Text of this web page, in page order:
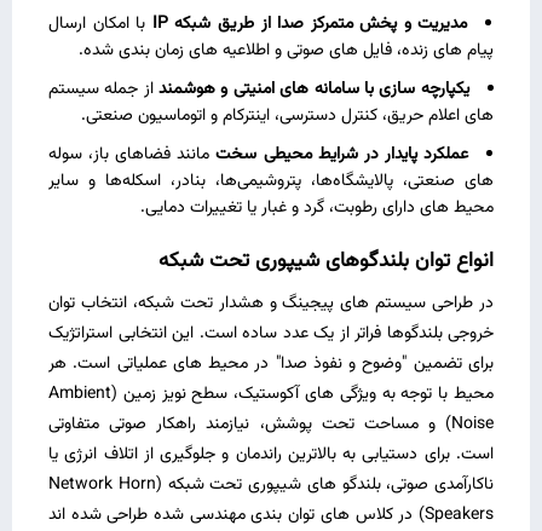
مدیریت و پخش متمرکز صدا از طریق شبکه IP
با امکان ارسال
پیام‌ های زنده، فایل‌ های صوتی و اطلاعیه‌ های زمان‌ بندی‌ شده.
یکپارچه‌ سازی با سامانه‌ های امنیتی و هوشمنداز جمله سیستم‌
های اعلام حریق، کنترل دسترسی، اینترکام و اتوماسیون صنعتی.
عملکرد پایدار در شرایط محیطی سختمانند فضاهای باز، سوله‌
های صنعتی، پالایشگاه‌ها، پتروشیمی‌ها، بنادر، اسکله‌ها و سایر
محیط‌ های دارای رطوبت، گرد و غبار یا تغییرات دمایی.
انواع توان بلندگوهای شیپوری تحت شبکه
در طراحی سیستم‌ های پیجینگ و هشدار تحت شبکه، انتخاب توان
خروجی بلندگوها فراتر از یک عدد ساده است. این انتخابی استراتژیک
برای تضمین "وضوح و نفوذ صدا" در محیط‌ های عملیاتی است. هر
محیط با توجه به ویژگی‌ های آکوستیک، سطح نویز زمین (Ambient
Noise) و مساحت تحت پوشش، نیازمند راهکار صوتی متفاوتی
است. برای دستیابی به بالاترین راندمان و جلوگیری از اتلاف انرژی یا
ناکارآمدی صوتی، بلندگو های شیپوری تحت شبکه (Network Horn
Speakers) در کلاس‌ های توان‌ بندی مهندسی‌ شده طراحی شده‌ اند